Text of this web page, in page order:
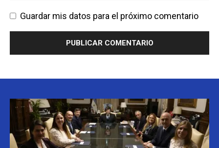
Guardar mis datos para el próximo comentario